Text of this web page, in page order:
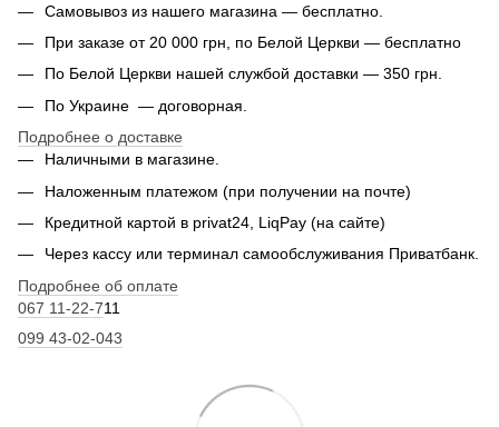
Самовывоз из нашего магазина — бесплатно.
При заказе от 20 000 грн, по Белой Церкви — бесплатно
По Белой Церкви нашей службой доставки — 350 грн.
По Украине — договорная.
Подробнее о доставке
Наличными в магазине.
Наложенным платежом (при получении на почте)
Кредитной картой в privat24, LiqPay (на сайте)
Через кассу или терминал самообслуживания Приватбанк.
Подробнее об оплате
067 11-22-711
099 43-02-043